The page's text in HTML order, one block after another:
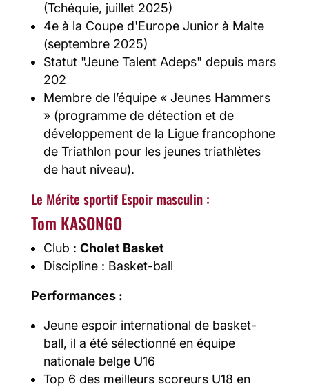
(Tchéquie, juillet 2025)
4e à la Coupe d'Europe Junior à Malte
(septembre 2025)
Statut "Jeune Talent Adeps" depuis mars
202
Membre de l’équipe « Jeunes Hammers
» (programme de détection et de
développement de la Ligue francophone
de Triathlon pour les jeunes triathlètes
de haut niveau).
Le Mérite sportif Espoir masculin :
Tom KASONGO
Club : Cholet Basket
Discipline : Basket-ball
Performances :
Jeune espoir international de basket-
ball, il a été sélectionné en équipe
nationale belge U16
Top 6 des meilleurs scoreurs U18 en